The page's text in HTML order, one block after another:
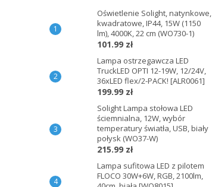
Oświetlenie Solight, natynkowe,
kwadratowe, IP44, 15W (1150
lm), 4000K, 22 cm (WO730-1)
101.99 zł
Lampa ostrzegawcza LED
TruckLED OPTI 12-19W, 12/24V,
36xLED flex/2-PACK! [ALR0061]
199.99 zł
Solight Lampa stołowa LED
ściemnialna, 12W, wybór
temperatury światła, USB, biały
połysk (WO37-W)
215.99 zł
Lampa sufitowa LED z pilotem
FLOCO 30W+6W, RGB, 2100lm,